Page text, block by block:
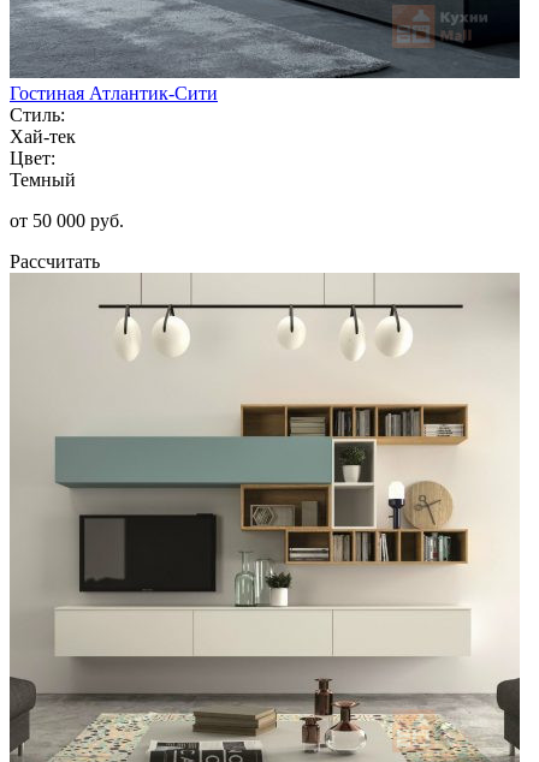
Гостиная Атлантик-Сити
Стиль:
Хай-тек
Цвет:
Темный
от 50 000 руб.
Рассчитать